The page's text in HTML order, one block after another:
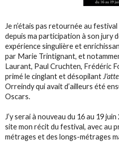
Je n’étais pas retournée au
depuis ma participation à son jury
expérience singulière et
par Marie Trintignant, et
Laurant, Paul Cruchten, Frédéric
primé le cinglant et désopilant
Orreindy qui avait d’ailleurs été
Oscars.
J’y serai à nouveau du 16 au 19
site mon récit du festival, avec au
métrages et des longs-métrages